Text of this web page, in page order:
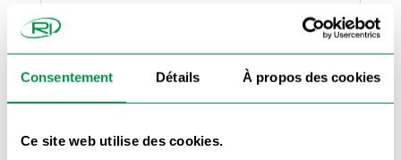
Consentement Détails À propos des cookies
Ce site web utilise des cookies.
chocs
pour se visser directement sur le bloc optique
existant. Il est compatible avec la plupart des